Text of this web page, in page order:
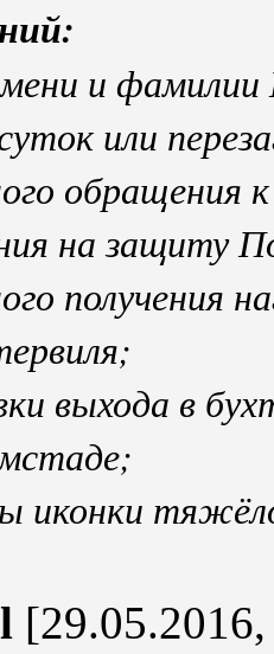
и
или
обращения
на защиту
получения
выхода в
иконки